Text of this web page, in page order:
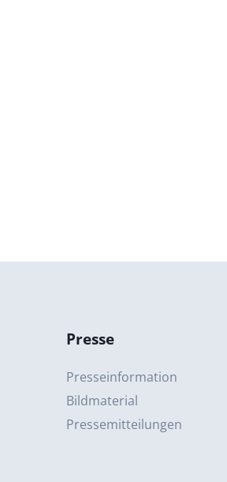
Presse
Presseinformation
Bildmaterial
Pressemitteilungen